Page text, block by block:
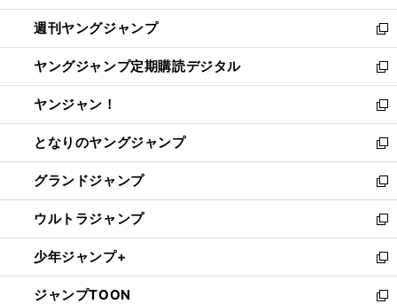
開
く
ウ
で
開
く
ン
ド
ウ
で
開
く
ウ
ィ
ン
ド
ウ
で
開
く
週刊ヤングジャンプ
新
し
い
ウ
ィ
ン
ド
ウ
で
開
く
ヤングジャンプ定期購読デジタル
新
し
い
ウ
ィ
ン
ド
ウ
で
開
く
ヤンジャン！
新
し
い
ウ
ィ
ン
ド
ウ
で
開
く
となりのヤングジャンプ
新
し
い
ウ
ィ
ン
ド
ウ
で
グランドジャンプ
新
し
い
ウ
ィ
ン
ド
ウルトラジャンプ
新
し
い
ウ
ィ
少年ジャンプ+
新
し
い
ジャンプTOON
新